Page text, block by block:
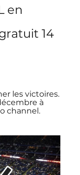
en
14
les victoires.
à
channel.